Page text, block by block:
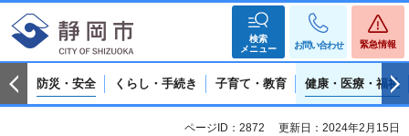
検索
メニュー
お問い合わせ 緊急情報
防災・安全 くらし・手続き 子育て・教育 健康・医療・福祉
ページID：2872 更新日：2024年2月15日